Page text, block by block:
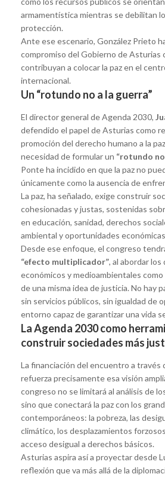
armamentística mientras se debilitan
protección.
Ante ese escenario, González Prieto
compromiso del Gobierno de Asturias
contribuyan a colocar la paz en el
internacional.
Un “rotundo no a la guerra”
El director general de Agenda 2030,
defendido el papel de Asturias como
promoción del derecho humano a la
necesidad de formular un “rotundo
Ponte ha incidido en que la paz no
únicamente como la ausencia de
La paz, ha señalado, exige construir
cohesionadas y justas, sostenidas
en educación, sanidad, derechos
ambiental y oportunidades
Desde ese enfoque, el congreso
“efecto multiplicador”, al abordar los
económicos y medioambientales
de una misma idea de justicia. No hay
sin servicios públicos, sin igualdad de
entorno capaz de garantizar una vida
La Agenda 2030 como
construir sociedades más
La financiación del encuentro a través
refuerza precisamente esa visión
congreso no se limitará al análisis de
sino que conectará la paz con los
contemporáneos: la pobreza, las
climático, los desplazamientos
acceso desigual a derechos básicos.
Asturias aspira así a proyectar desde
reflexión que va más allá de la